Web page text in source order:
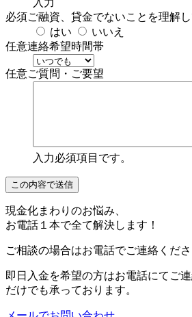
必須ご融資、貸金でないことを理解
はい
いいえ
任意連絡希望時間帯
任意ご質問・ご要望
入力必須項目です。
この内容で送信
現金化まわりのお悩み、
お電話１本で全て解決します！
ご相談の場合はお電話でご連絡くだ
即日入金を希望の方はお電話にてご
だけでも承っております。